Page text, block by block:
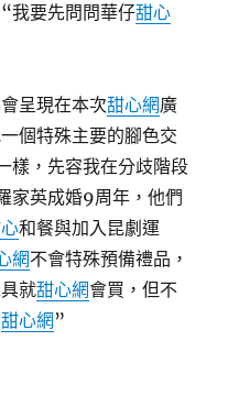
我要先問問華仔甜心
呈現在本次甜心網廣
個特殊主要的腳色交
樣，先容我在分歧階段
家英成婚9周年，他們
和餐與加入昆劇運
網不會特殊預備禮品，
就甜心網會買，但不
甜心網 ”